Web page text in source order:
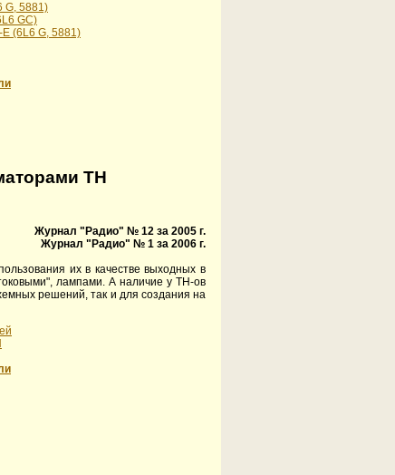
G, 5881)
GC)
(6L6 G, 5881)
ТН
Журнал "Радио" № 12 за 2005 г.
Журнал "Радио" № 1 за 2006 г.
их в качестве выходных в
лампами. А наличие у ТН-ов
решений, так и для создания на